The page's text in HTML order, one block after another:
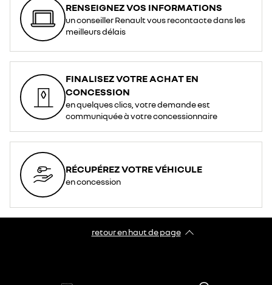
RENSEIGNEZ VOS INFORMATIONS
un conseiller Renault vous recontacte dans les
meilleurs délais
FINALISEZ VOTRE ACHAT EN
CONCESSION
en quelques clics, votre demande est
communiquée à votre concessionnaire
RÉCUPÉREZ VOTRE VÉHICULE
en concession
retour en haut de page​